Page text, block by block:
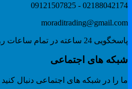
02188042174 -
24 ساعته در تمام ساعات روز
های اجتماعی
را در شبکه های اجتماعی دنبال کنید